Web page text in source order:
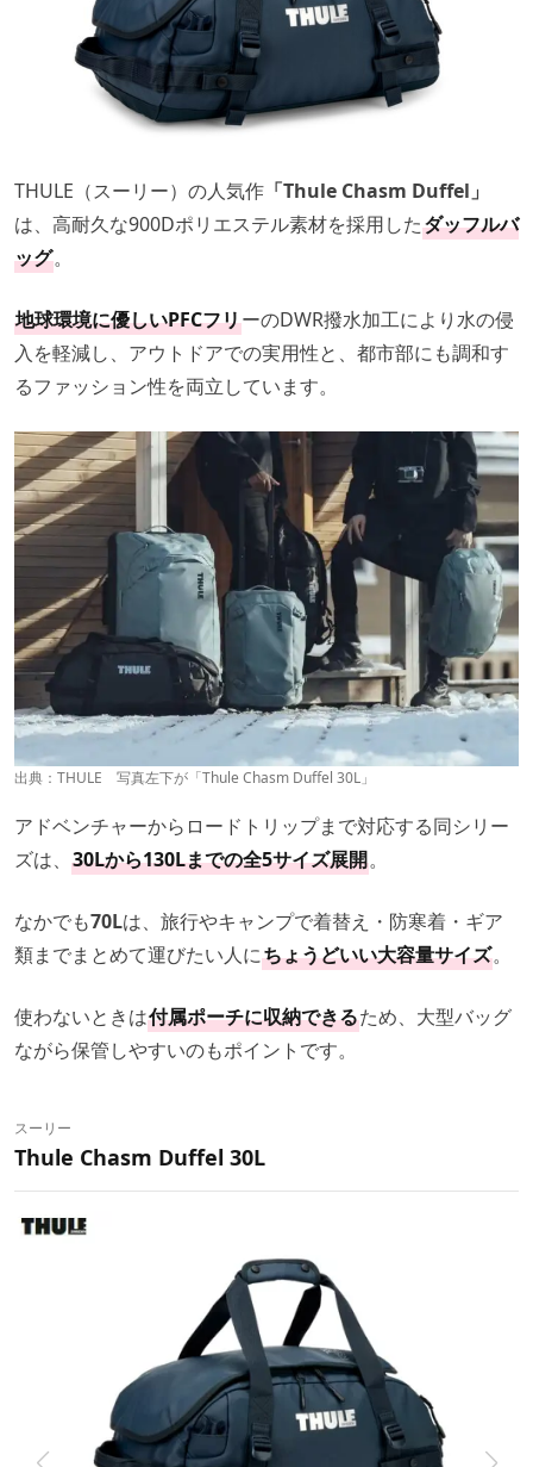
THULE（スーリー）の人気作 「Thule Chasm Duffel」
は、高耐久な900Dポリエステル素材を採用したダッフルバ
ッグ。
地球環境に優しいPFCフリーのDWR撥水加工により水の侵
入を軽減し、アウトドアでの実用性と、都市部にも調和す
るファッション性を両立しています。
出典： THULE 写真左下が「Thule Chasm Duffel 30L」
アドベンチャーからロードトリップまで対応する同シリー
ズは、 30Lから130Lまでの全5サイズ展開。
なかでも70Lは、旅行やキャンプで着替え・防寒着・ギア
類までまとめて運びたい人にちょうどいい大容量サイズ。
使わないときは付属ポーチに収納できるため、大型バッグ
ながら保管しやすいのもポイントです。
スーリー
Thule Chasm Duffel 30L